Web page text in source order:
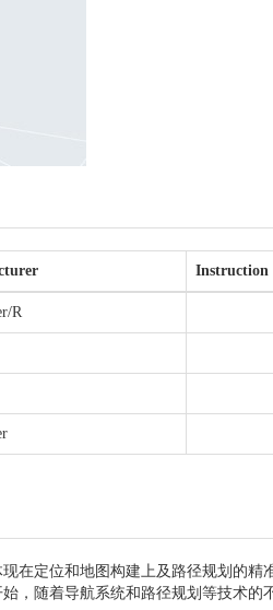
Instruction
R
在定位和地图构建上及路径规划的精
，随着导航系统和路径规划等技术的